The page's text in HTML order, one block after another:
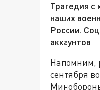
Трагедия с
наших
России.
аккаунтов
Напомним,
сентября